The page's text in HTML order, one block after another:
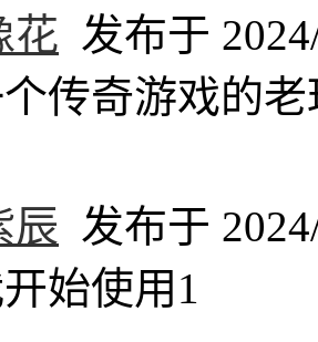
花 发布于
传奇游戏的
辰 发布于
始使用1